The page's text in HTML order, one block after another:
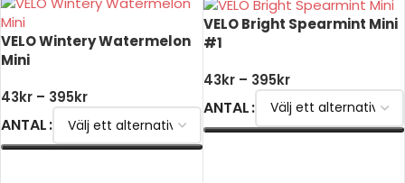
VELO Wintery Watermelon
Mini
43kr – 395kr
ANTAL
VELO Bright Spearmint Mini
#1
43kr – 395kr
ANTAL